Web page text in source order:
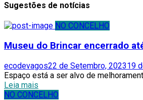
Sugestões de notícias
NO CONCELHO
Museu do Brincar encerrado
Author
ecodevagosPosted
on
22 de Setembro, 202319
Espaço está a ser alvo de
Leia mais
NO CONCELHO